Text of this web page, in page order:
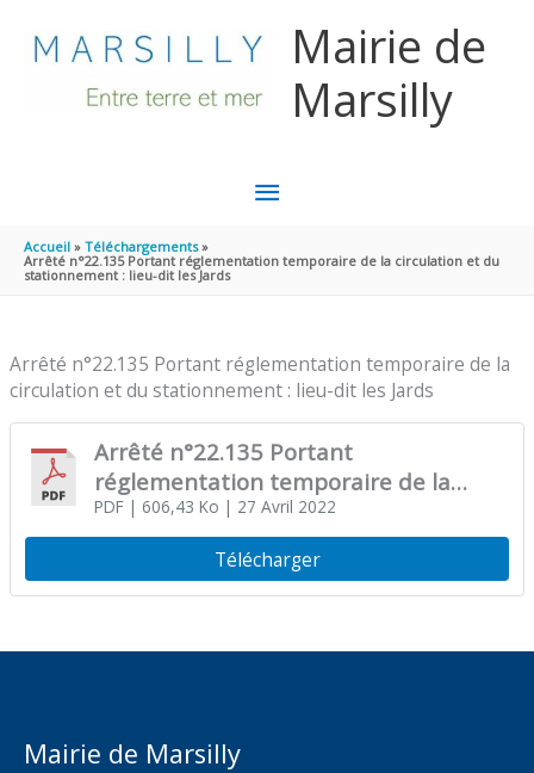
Mairie de
Marsilly
MENU
PRINCIPAL
Accueil
Téléchargements
Arrêté n°22.135 Portant réglementation temporaire de la circulation et du
stationnement : lieu-dit les Jards
Arrêté n°22.135 Portant réglementation temporaire de la
circulation et du stationnement : lieu-dit les Jards
Arrêté n°22.135 Portant
réglementation temporaire de la
circulation et du stationnement : lieu-
dit les Jards
PDF| 606,43 Ko | 27 Avril 2022
Télécharger
Mairie de Marsilly